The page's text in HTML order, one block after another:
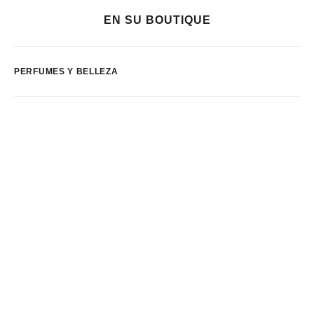
EN SU BOUTIQUE
PERFUMES Y BELLEZA